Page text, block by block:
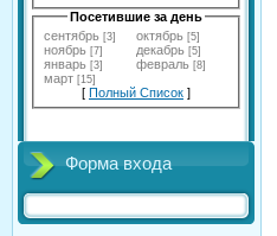
Посетившие за день
сентябрь [3] октябрь [5]
ноябрь [7] декабрь [5]
январь [3] февраль [8]
март [15]
[ Полный Список ]
Форма входа